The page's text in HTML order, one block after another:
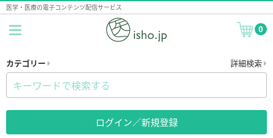
医学・医療の電子コンテンツ配信サービス
0
カテゴリー 詳細検索
ログイン／新規登録